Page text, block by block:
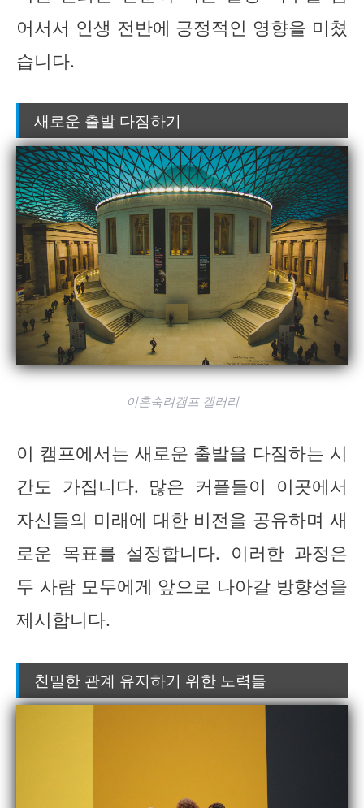
어서서 인생 전반에 긍정적인 영향을 미쳤
습니다.
새로운 출발 다짐하기
이혼숙려캠프 갤러리
이 캠프에서는 새로운 출발을 다짐하는 시
간도 가집니다. 많은 커플들이 이곳에서
자신들의 미래에 대한 비전을 공유하며 새
로운 목표를 설정합니다. 이러한 과정은
두 사람 모두에게 앞으로 나아갈 방향성을
제시합니다.
친밀한 관계 유지하기 위한 노력들